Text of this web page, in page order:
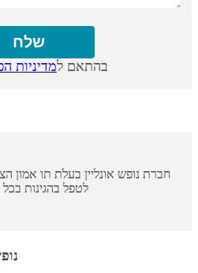
בהתאם למדיניות
חברת נופש אונליין בעלת תו אמון
לטפל בהגינות